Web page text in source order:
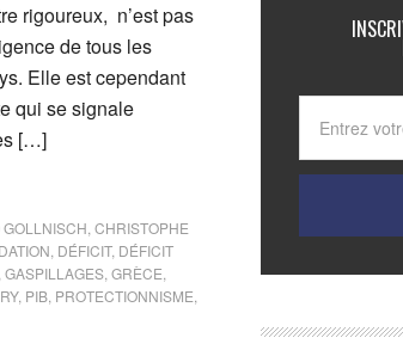
rigoureux, n’est pas
de tous les
Elle est cependant
qui se signale
[…]
CHRISTOPHE
DÉFICIT, DÉFICIT
GASPILLAGES GRÈCE
, PIB PROTECTIONNISME